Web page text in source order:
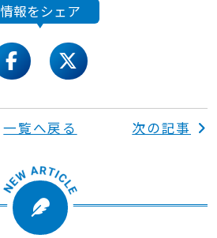
情報をシェア
facebooktwitter
一覧へ戻る 次の記事